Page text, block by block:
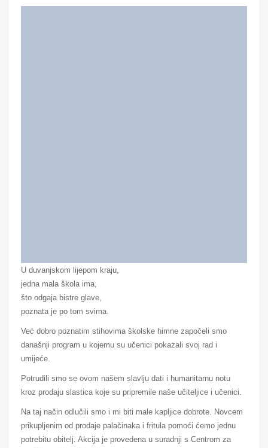
U duvanjskom lijepom kraju,
jedna mala škola ima,
što odgaja bistre glave,
poznata je po tom svima.
Već dobro poznatim stihovima školske himne započeli smo
današnji program u kojemu su učenici pokazali svoj rad i
umijeće.
Potrudili smo se ovom našem slavlju dati i humanitarnu notu
kroz prodaju slastica koje su pripremile naše učiteljice i učenici.
Na taj način odlučili smo i mi biti male kapljice dobrote. Novcem
prikupljenim od prodaje palačinaka i fritula pomoći ćemo jednu
potrebitu obitelj. Akcija je provedena u suradnji s Centrom za